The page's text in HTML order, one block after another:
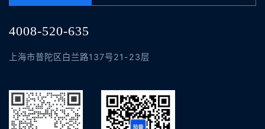
4008-520-635
上海市普陀区白兰路137号21-23层